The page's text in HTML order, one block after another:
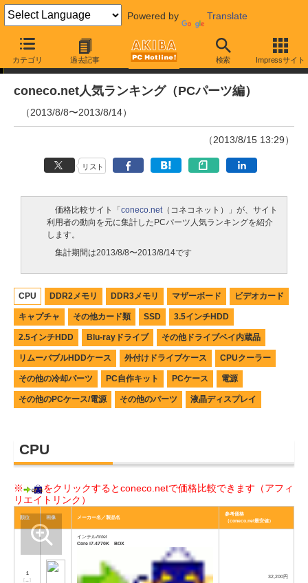
Powered by Translate
カテゴリ 過去記事 検索 Impressサイト
ランキング
coneco.net人気ランキング（PCパーツ編）
（2013/8/8〜2013/8/14）
（2013/8/15 13:29）
リスト
価格比較サイト「 coneco.net（コネコネット）」が、サイト
利用者の動向を元に集計したPCパーツ人気ランキングを紹介
します。
集計期間は2013/8/8〜2013/8/14です
CPU DDR2メモリ DDR3メモリ マザーボード ビデオカード
キャプチャ その他カード類 SSD 3.5インチHDD
2.5インチHDD Blu-rayドライブ その他ドライブベイ内蔵品
リムーバブルHDDケース 外付けドライブケース CPUクーラー
その他の冷却パーツ PC自作キット PCケース 電源
その他のPCケース/電源 その他のパーツ 液晶ディスプレイ
CPU
※
をクリックするとconeco.netで価格比較できます（アフィ
リエイトリンク）
順位 画像 メーカー名／製品名
参考価格
（coneco.net最安値）
1
[
]
インテル/Intel
Core i7-4770K BOX
32,200円